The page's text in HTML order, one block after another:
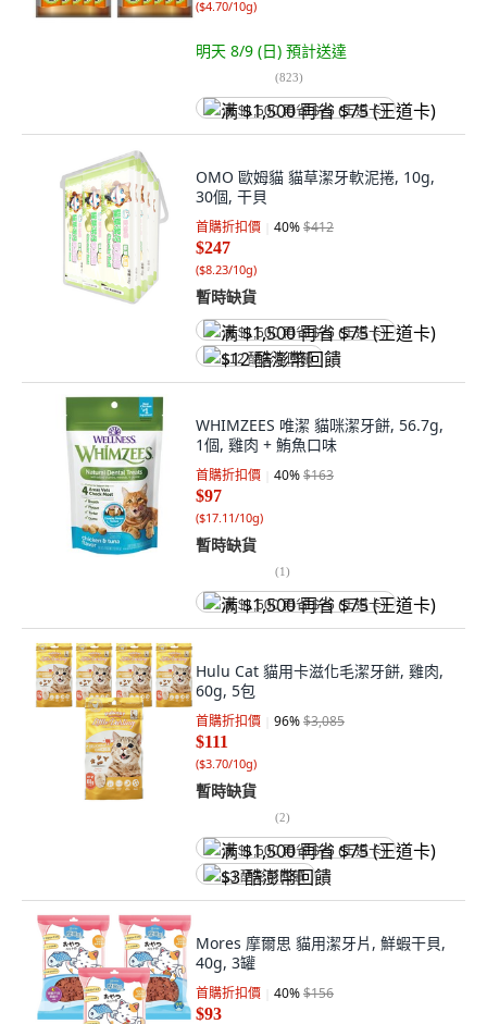
($4.70/10g)
明天 8/9 (日) 預計送達
(823)
满 $1,500 再省 $75 (王道卡)
OMO 歐姆貓 貓草潔牙軟泥捲, 10g,
30個, 干貝
首購折扣價 40%$412
$247
($8.23/10g)
暫時缺貨
满 $1,500 再省 $75 (王道卡)
$12 酷澎幣回饋
WHIMZEES 唯潔 貓咪潔牙餅, 56.7g,
1個, 雞肉 + 鮪魚口味
首購折扣價 40%$163
$97
($17.11/10g)
暫時缺貨
(1)
满 $1,500 再省 $75 (王道卡)
Hulu Cat 貓用卡滋化毛潔牙餅, 雞肉,
60g, 5包
首購折扣價 96%$3,085
$111
($3.70/10g)
暫時缺貨
(2)
满 $1,500 再省 $75 (王道卡)
$3 酷澎幣回饋
Mores 摩爾思 貓用潔牙片, 鮮蝦干貝,
40g, 3罐
首購折扣價 40%$156
$93